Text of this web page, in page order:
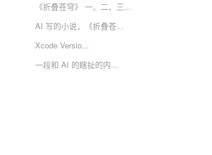
《折叠苍穹》 一、二、三...
AI 写的小说，《折叠苍...
Xcode Versio...
一段和 AI 的瞎扯的内...